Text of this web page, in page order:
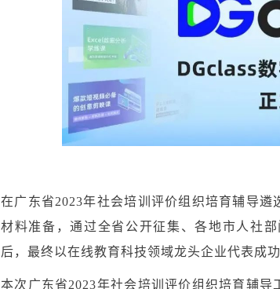
在广东省2023年社会培训评价组织培育辅导
材料准备，通过全省公开征集、各地市人社
后，最终以在线教育科技领域龙头企业代表成
本次广东省2023年社会培训评价组织培育辅